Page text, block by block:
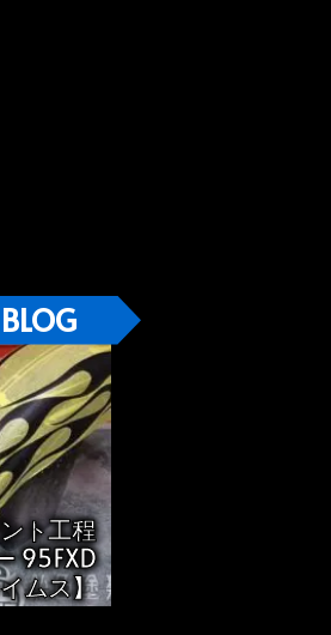
ト工程
95FXD
ムス】